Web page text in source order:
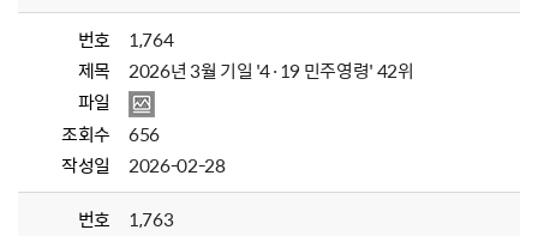
번호
1,764
제목
2026년 3월 기일 '4·19 민주영령' 42위
파일
조회수
656
작성일
2026-02-28
번호
1,763